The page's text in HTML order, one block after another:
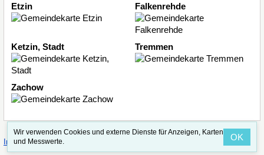
Etzin
Falkenrehde
Ketzin, Stadt Tremmen
Zachow
Impressum·Straßenindex
Wir verwenden Cookies und externe Dienste für Anzeigen, Karten
und Messwerte.
OK